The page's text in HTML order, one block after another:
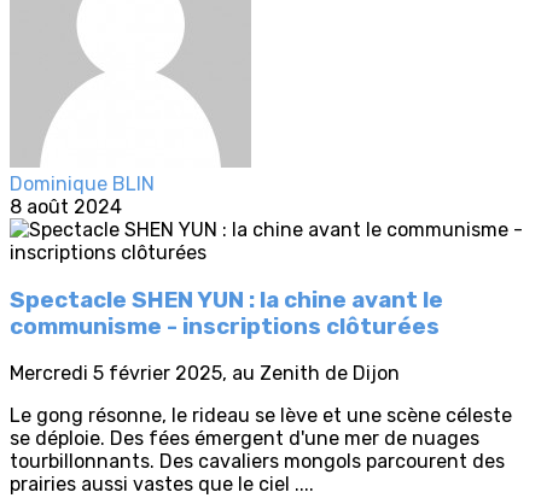
Dominique BLIN
8 août 2024
Spectacle SHEN YUN : la chine avant le
communisme - inscriptions clôturées
Mercredi 5 février 2025, au Zenith de Dijon
Le gong résonne, le rideau se lève et une scène céleste
se déploie. Des fées émergent d'une mer de nuages
tourbillonnants. Des cavaliers mongols parcourent des
prairies aussi vastes que le ciel ....